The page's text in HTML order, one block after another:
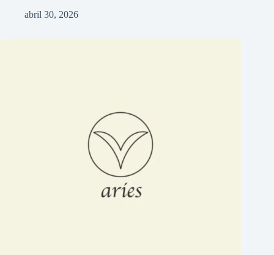
abril 30, 2026